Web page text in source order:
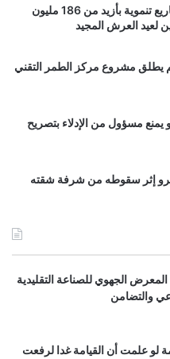
عامل إقليم صفرو يطلق ويدشن مشاريع تنموية بأزيد من 186 مليون
لعيد العرش المجيد
يطلق مشروع مركز الطمر التقني
مسؤول من الإدلاء بتصريح
إثر سقوطه من شرفة شقته
الجهوي للصناعة التقليدية
والتضامن
لو علمت أن القيامة غدا لرفعت